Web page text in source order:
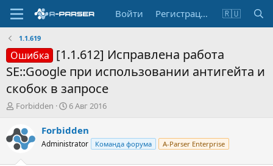
Войти Регистрация 🇷🇺
1.1.619
Ошибка [1.1.612] Исправлена работа
SE::Google при использовании антигейта и
скобок в запросе
А
т
о
р
т
Forbidden
Д
т
н
6 Авг 2016
Forbidden
Administrator Команда форума A-Parser Enterprise